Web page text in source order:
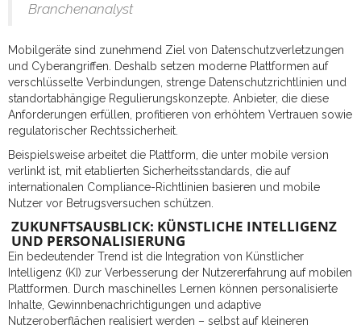
Branchenanalyst
Mobilgeräte sind zunehmend Ziel von Datenschutzverletzungen
und Cyberangriffen. Deshalb setzen moderne Plattformen auf
verschlüsselte Verbindungen, strenge Datenschutzrichtlinien und
standortabhängige Regulierungskonzepte. Anbieter, die diese
Anforderungen erfüllen, profitieren von erhöhtem Vertrauen sowie
regulatorischer Rechtssicherheit.
Beispielsweise arbeitet die Plattform, die unter mobile version
verlinkt ist, mit etablierten Sicherheitsstandards, die auf
internationalen Compliance-Richtlinien basieren und mobile
Nutzer vor Betrugsversuchen schützen.
ZUKUNFTSAUSBLICK: KÜNSTLICHE INTELLIGENZ
UND PERSONALISIERUNG
Ein bedeutender Trend ist die Integration von Künstlicher
Intelligenz (KI) zur Verbesserung der Nutzererfahrung auf mobilen
Plattformen. Durch maschinelles Lernen können personalisierte
Inhalte, Gewinnbenachrichtigungen und adaptive
Nutzeroberflächen realisiert werden – selbst auf kleineren